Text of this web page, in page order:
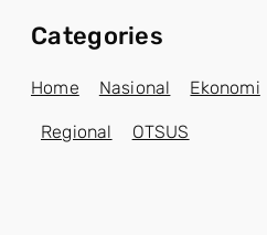
Categories
Home Nasional Ekonomi
Regional OTSUS